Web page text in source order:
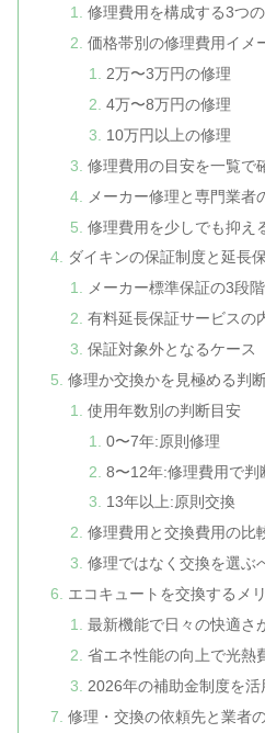
修理費用を構成する3つ
価格帯別の修理費用イメ
2万〜3万円の修理
4万〜8万円の修理
10万円以上の修理
修理費用の目安を一覧で
メーカー修理と専門業者
修理費用を少しでも抑え
ダイキンの保証制度と延長
メーカー標準保証の3段
有料延長保証サービスの
保証対象外となるケース
修理か交換かを見極める判
使用年数別の判断目安
0〜7年:原則修理
8〜12年:修理費用で判
13年以上:原則交換
修理費用と交換費用の比
修理ではなく交換を選ぶ
エコキュートを交換するメ
最新機能で日々の快適さ
省エネ性能の向上で光熱
2026年の補助金制度を活
修理・交換の依頼先と業者